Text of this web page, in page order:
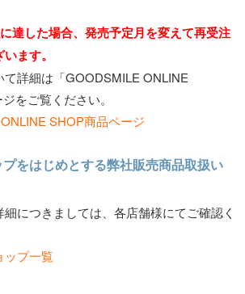
達した場合、発売予定月を変えて再受注
ます。
て詳細は「GOODSMILE ONLINE
をご覧ください。
SHOP商品ページ
をはじめとする弊社販売商品取扱い
につきましては、各店舗様にてご確認く
ップ一覧